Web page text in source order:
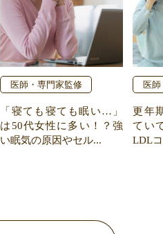
医師・専門家監修
「寝ても寝ても眠い…」
は50代女性に多い！？強
い眠気の原因やセル...
医師
更年
てい
LDL